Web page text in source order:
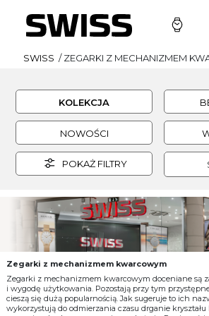
SWISS /ZEGARKI Z MECHANIZMEM
KOLEKCJA
NOWOŚCI
POKAŻ FILTRY
Zegarki z mechanizmem kwarcowym
Zegarki z mechanizmem kwarcowym doceniane są
i wygodę użytkowania. Pozostają przy tym
cieszą się dużą popularnością. Jak sugeruje to ich
wykorzystują do odmierzania czasu drganie